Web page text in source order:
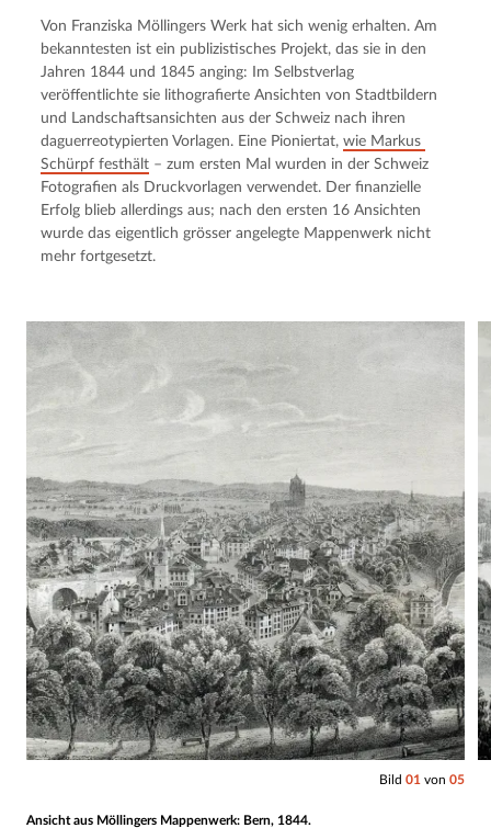
Von Franziska Möllingers Werk hat sich wenig erhalten. Am
bekanntesten ist ein publizistisches Projekt, das sie in den
Jahren 1844 und 1845 anging: Im Selbstverlag
veröffentlichte sie lithografierte Ansichten von Stadtbildern
und Landschaftsansichten aus der Schweiz nach ihren
daguerreotypierten Vorlagen. Eine Pioniertat, wie Markus
Schürpf festhält – zum ersten Mal wurden in der Schweiz
Fotografien als Druckvorlagen verwendet. Der finanzielle
Erfolg blieb allerdings aus; nach den ersten 16 Ansichten
wurde das eigentlich grösser angelegte Mappenwerk nicht
mehr fortgesetzt.
Ansicht aus Möllingers Mappenwerk: Bern, 1844.
Bild 01 von 05